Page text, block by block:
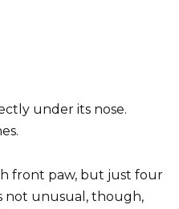
under its nose.
front paw, but just four
not unusual, though,